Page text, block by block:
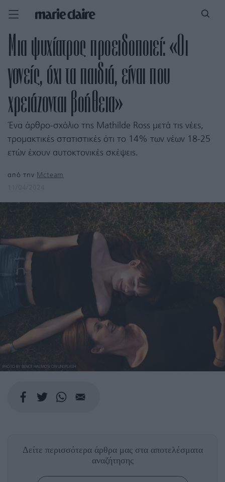
Μια ψυχίατρος προειδοποιεί: «Οι
γονείς, όχι τα παιδιά, είναι που
χρειάζονται βοήθεια»
Ένα άρθρο-σχόλιο της Mathilde Ross μετά τις νέες,
τρομακτικές στατιστικές ότι το 14% των νέων 18-25
ετών έχουν αυτοκτονικές σκέψεις.
από την Mcteam
PHOTO BY BENCE HALMOSI ON UNSPLASH
Δείτε περισσότερα άρθρα μας στα αποτελέσματα
αναζήτησης